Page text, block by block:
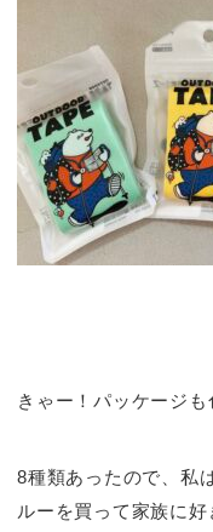
きゃー！パッケージも
8種類あったので、私
ルーを買って家族に